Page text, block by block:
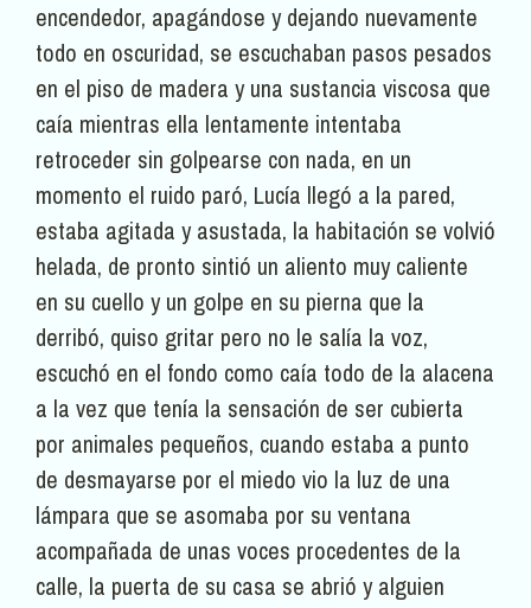
encendedor, apagándose y dejando nuevamente
todo en oscuridad, se escuchaban pasos pesados
en el piso de madera y una sustancia viscosa que
caía mientras ella lentamente intentaba
retroceder sin golpearse con nada, en un
momento el ruido paró, Lucía llegó a la pared,
estaba agitada y asustada, la habitación se volvió
helada, de pronto sintió un aliento muy caliente
en su cuello y un golpe en su pierna que la
derribó, quiso gritar pero no le salía la voz,
escuchó en el fondo como caía todo de la alacena
a la vez que tenía la sensación de ser cubierta
por animales pequeños, cuando estaba a punto
de desmayarse por el miedo vio la luz de una
lámpara que se asomaba por su ventana
acompañada de unas voces procedentes de la
calle, la puerta de su casa se abrió y alguien